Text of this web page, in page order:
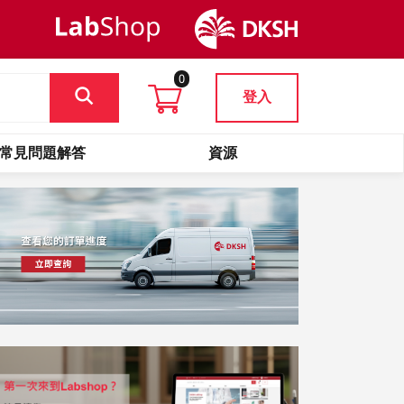
0
登入
常見問題解答 資源